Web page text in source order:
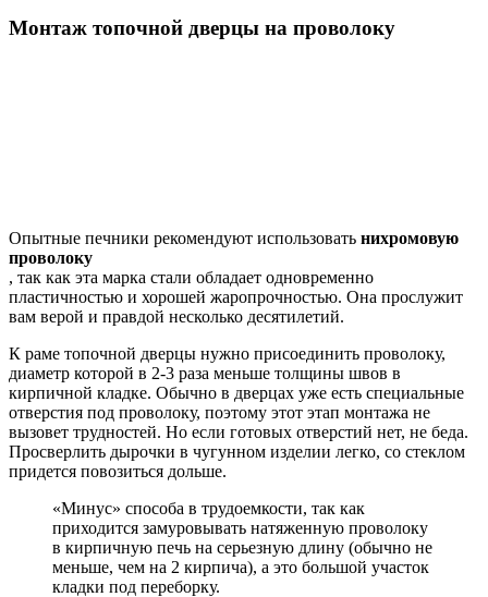
Монтаж топочной дверцы на проволоку
Опытные печники рекомендуют использовать нихромовую
проволоку
, так как эта марка стали обладает одновременно
пластичностью и хорошей жаропрочностью. Она прослужит
вам верой и правдой несколько десятилетий.
К раме топочной дверцы нужно присоединить проволоку,
диаметр которой в 2-3 раза меньше толщины швов в
кирпичной кладке. Обычно в дверцах уже есть специальные
отверстия под проволоку, поэтому этот этап монтажа не
вызовет трудностей. Но если готовых отверстий нет, не беда.
Просверлить дырочки в чугунном изделии легко, со стеклом
придется повозиться дольше.
«Минус» способа в трудоемкости, так как
приходится замуровывать натяженную проволоку
в кирпичную печь на серьезную длину (обычно не
меньше, чем на 2 кирпича), а это большой участок
кладки под переборку.